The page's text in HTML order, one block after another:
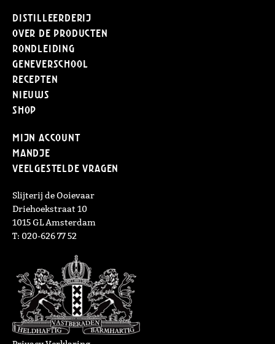
Distilleerderij
Over de producten
Rondleiding
Geneverschool
Recepten
Nieuws
Shop
Mijn Account
Mandje
Veelgestelde vragen
Slijterij de Ooievaar
Driehoekstraat 10
1015 GL Amsterdam
T: 020-626 77 52